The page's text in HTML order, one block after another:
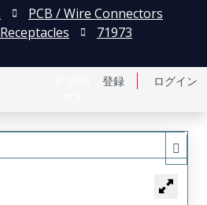
登録 ログイン
PCB / Wire Connectors
71973